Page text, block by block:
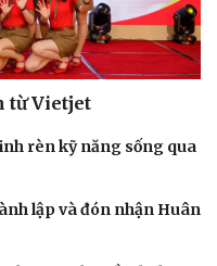
từ Vietjet
rèn kỹ năng sống qua
lập và đón nhận Huân